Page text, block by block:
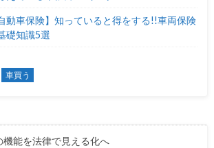
自動車保険】知っていると得をする!!車両保険
礎知識5選
車買う
機能を法律で見える化へ